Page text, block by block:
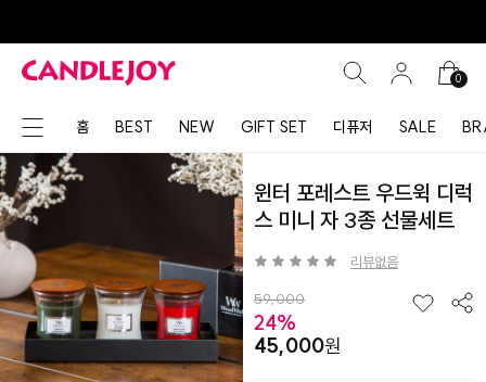
0
홈 BEST NEW GIFT SET 디퓨저 SALE
윈터 포레스트 우드윅 디럭
스 미니 자 3종 선물세트
리뷰없음
59,000
24%
45,000